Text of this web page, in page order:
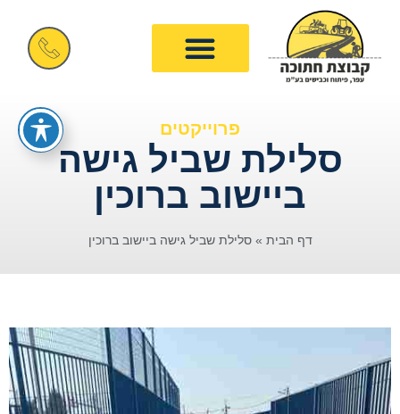
פרוייקטים
סלילת שביל גישה
ביישוב ברוכין
דף הבית »סלילת שביל גישה ביישוב ברוכין